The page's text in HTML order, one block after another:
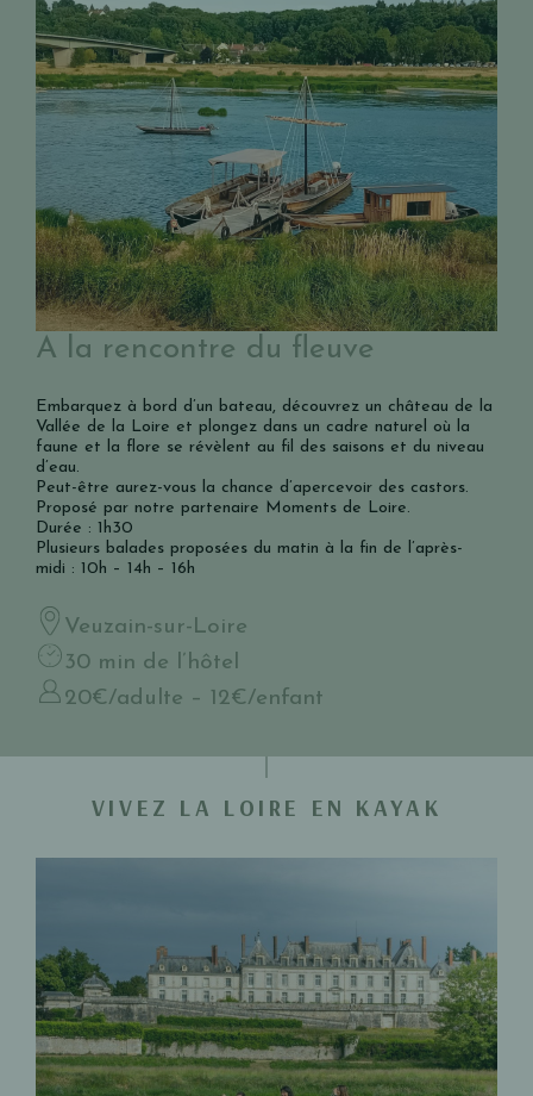
A la rencontre du fleuve
Embarquez à bord d’un bateau, découvrez un château de la
Vallée de la Loire et plongez dans un cadre naturel où la
faune et la flore se révèlent au fil des saisons et du niveau
d’eau.
Peut-être aurez-vous la chance d’apercevoir des castors.
Proposé par notre partenaire Moments de Loire.
Durée : 1h30
Plusieurs balades proposées du matin à la fin de l’après-
midi : 10h – 14h – 16h
Veuzain-sur-Loire
30 min de l’hôtel
20€/adulte – 12€/enfant
VIVEZ LA LOIRE EN KAYAK